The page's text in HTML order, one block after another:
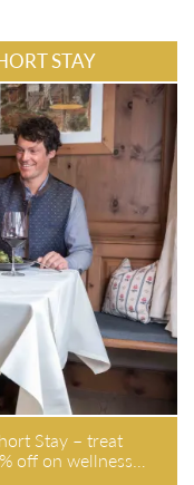
STAY
Stay – treat
off on wellness…